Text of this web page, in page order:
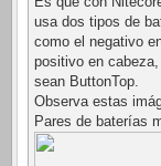
usa dos tipos de
como el negativo
positivo en
sean ButtonTop.
Observa estas
Pares de baterías